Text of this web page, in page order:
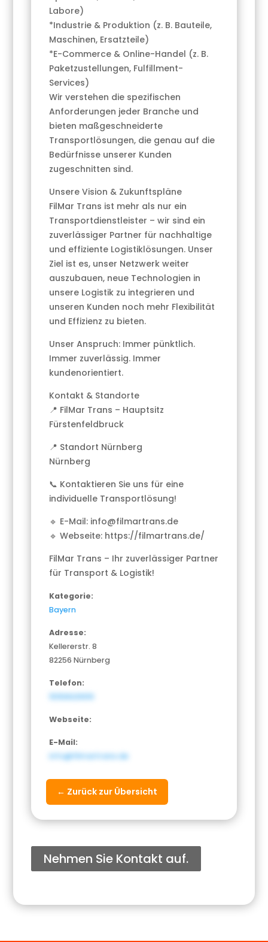
Labore)
*Industrie & Produktion (z. B. Bauteile,
Maschinen, Ersatzteile)
*E-Commerce & Online-Handel (z. B.
Paketzustellungen, Fulfillment-
Services)
Wir verstehen die spezifischen
Anforderungen jeder Branche und
bieten maßgeschneiderte
Transportlösungen, die genau auf die
Bedürfnisse unserer Kunden
zugeschnitten sind.
Unsere Vision & Zukunftspläne
FilMar Trans ist mehr als nur ein
Transportdienstleister – wir sind ein
zuverlässiger Partner für nachhaltige
und effiziente Logistiklösungen. Unser
Ziel ist es, unser Netzwerk weiter
auszubauen, neue Technologien in
unsere Logistik zu integrieren und
unseren Kunden noch mehr Flexibilität
und Effizienz zu bieten.
Unser Anspruch: Immer pünktlich.
Immer zuverlässig. Immer
kundenorientiert.
Kontakt & Standorte
📍 FilMar Trans – Hauptsitz
Fürstenfeldbruck
📍 Standort Nürnberg
Nürnberg
📞 Kontaktieren Sie uns für eine
individuelle Transportlösung!
🔹 E-Mail: info@filmartrans.de
🔹 Webseite: https://filmartrans.de/
FilMar Trans – Ihr zuverlässiger Partner
für Transport & Logistik!
Kategorie:
Bayern
Adresse:
Kellererstr. 8
82256 Nürnberg
Telefon:
15156629919
Webseite:
E-Mail:
info@filmartrans.de
← Zurück zur Übersicht
Nehmen Sie Kontakt auf.